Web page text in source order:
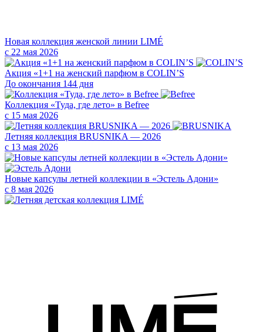
Новая коллекция женской линии LIMÉ
с 22 мая 2026
Акция «1+1 на женский парфюм в COLIN’S
До окончания 144 дня
Коллекция «Туда, где лето» в Befree
с 15 мая 2026
Летняя коллекция BRUSNIKA — 2026
с 13 мая 2026
Новые капсулы летней коллекции в «Эстель Адони»
с 8 мая 2026